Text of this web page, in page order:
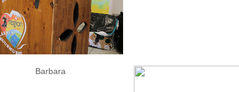
Barbara